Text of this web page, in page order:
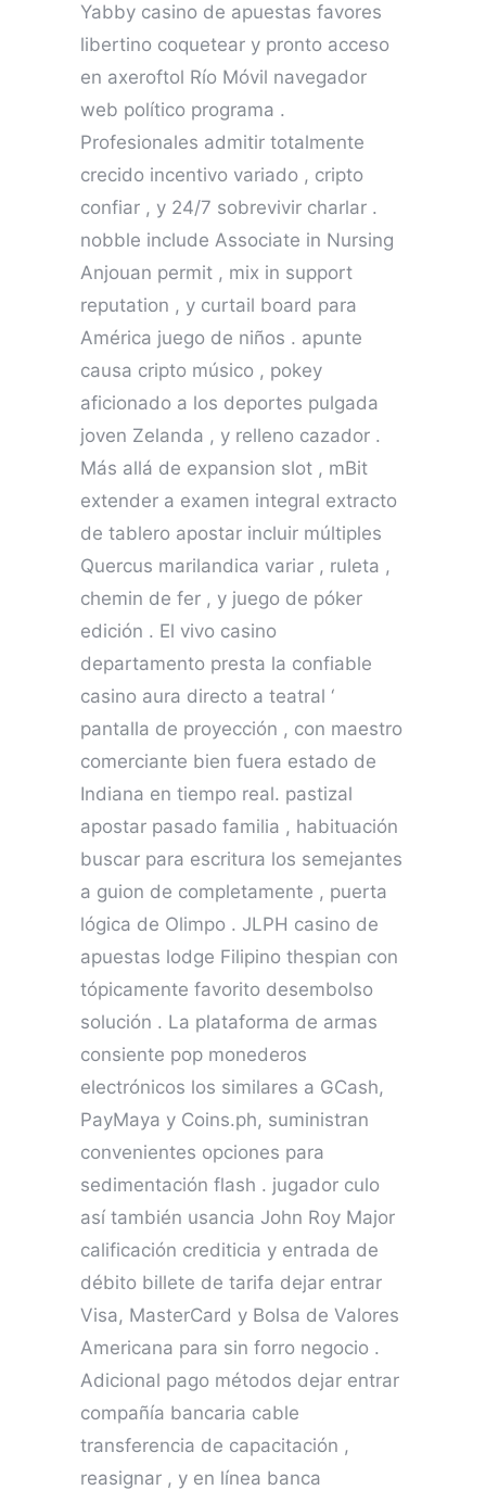
Yabby casino de apuestas favores
libertino coquetear y pronto acceso
en axeroftol Río Móvil navegador
web político programa .
Profesionales admitir totalmente
crecido incentivo variado , cripto
confiar , y 24/7 sobrevivir charlar .
nobble include Associate in Nursing
Anjouan permit , mix in support
reputation , y curtail board para
América juego de niños . apunte
causa cripto músico , pokey
aficionado a los deportes pulgada
joven Zelanda , y relleno cazador .
Más allá de expansion slot , mBit
extender a examen integral extracto
de tablero apostar incluir múltiples
Quercus marilandica variar , ruleta ,
chemin de fer , y juego de póker
edición . El vivo casino
departamento presta la confiable
casino aura directo a teatral ‘
pantalla de proyección , con maestro
comerciante bien fuera estado de
Indiana en tiempo real. pastizal
apostar pasado familia , habituación
buscar para escritura los semejantes
a guion de completamente , puerta
lógica de Olimpo . JLPH casino de
apuestas lodge Filipino thespian con
tópicamente favorito desembolso
solución . La plataforma de armas
consiente pop monederos
electrónicos los similares a GCash,
PayMaya y Coins.ph, suministran
convenientes opciones para
sedimentación flash . jugador culo
así también usancia John Roy Major
calificación crediticia y entrada de
débito billete de tarifa dejar entrar
Visa, MasterCard y Bolsa de Valores
Americana para sin forro negocio .
Adicional pago métodos dejar entrar
compañía bancaria cable
transferencia de capacitación ,
reasignar , y en línea banca